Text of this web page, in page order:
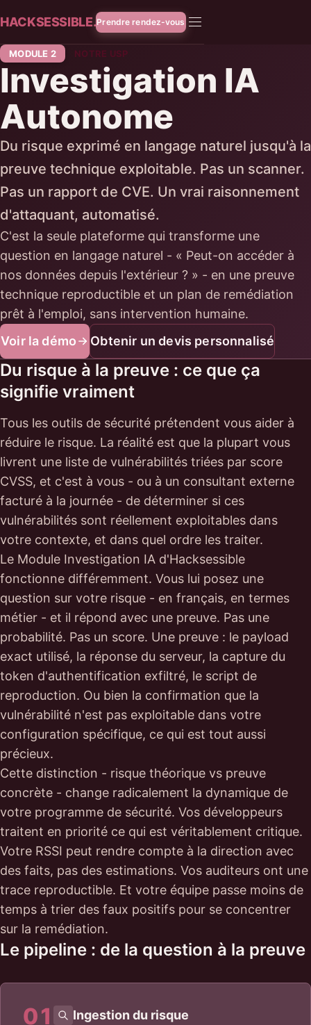
HACKSESSIBLE.Prendre rendez-vous
MODULE 2 NOTRE USP
Investigation IA
Autonome
Du risque exprimé en langage naturel jusqu'à la
preuve technique exploitable. Pas un scanner.
Pas un rapport de CVE. Un vrai raisonnement
d'attaquant, automatisé.
C'est la seule plateforme qui transforme une
question en langage naturel - « Peut-on accéder à
nos données depuis l'extérieur ? » - en une preuve
technique reproductible et un plan de remédiation
prêt à l'emploi, sans intervention humaine.
Voir la démo
Obtenir un devis personnalisé
Du risque à la preuve : ce que ça
signifie vraiment
Tous les outils de sécurité prétendent vous aider à
réduire le risque. La réalité est que la plupart vous
livrent une liste de vulnérabilités triées par score
CVSS, et c'est à vous - ou à un consultant externe
facturé à la journée - de déterminer si ces
vulnérabilités sont réellement exploitables dans
votre contexte, et dans quel ordre les traiter.
Le Module Investigation IA d'Hacksessible
fonctionne différemment. Vous lui posez une
question sur votre risque - en français, en termes
métier - et il répond avec une preuve. Pas une
probabilité. Pas un score. Une preuve : le payload
exact utilisé, la réponse du serveur, la capture du
token d'authentification exfiltré, le script de
reproduction. Ou bien la confirmation que la
vulnérabilité n'est pas exploitable dans votre
configuration spécifique, ce qui est tout aussi
précieux.
Cette distinction - risque théorique vs preuve
concrète - change radicalement la dynamique de
votre programme de sécurité. Vos développeurs
traitent en priorité ce qui est véritablement critique.
Votre RSSI peut rendre compte à la direction avec
des faits, pas des estimations. Vos auditeurs ont une
trace reproductible. Et votre équipe passe moins de
temps à trier des faux positifs pour se concentrer
sur la remédiation.
Le pipeline : de la question à la preuve
01 Ingestion du risque